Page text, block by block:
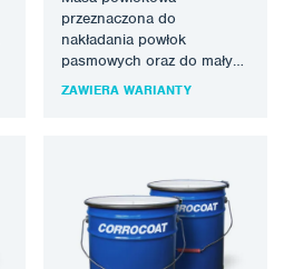
przeznaczona do
nakładania powłok
pasmowych oraz do małych
obszarów aplikacji, gdzie
ZAWIERA WARIANTY